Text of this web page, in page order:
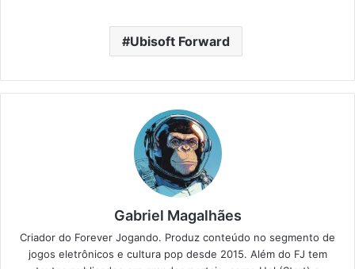
Ubisoft Forward
Gabriel Magalhães
Criador do Forever Jogando. Produz conteúdo no segmento de
jogos eletrônicos e cultura pop desde 2015. Além do FJ tem